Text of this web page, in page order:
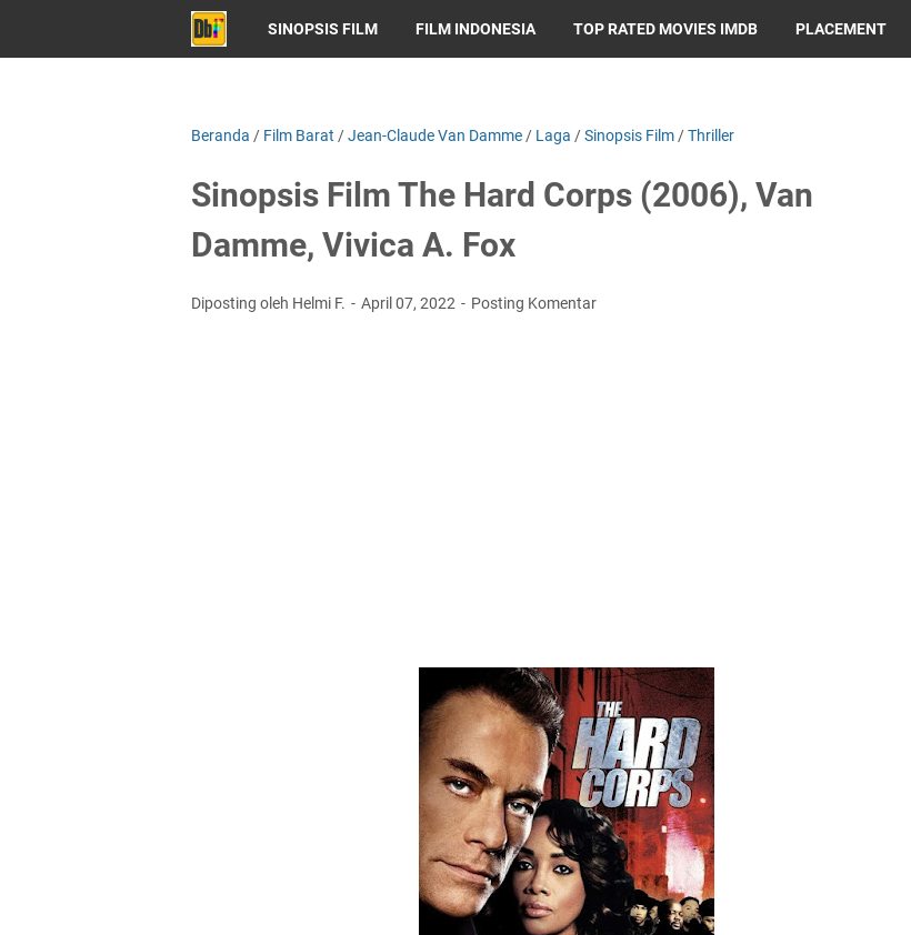
SINOPSIS FILM FILM INDONESIA TOP RATED MOVIES IMDB PLACEMENT
Beranda / Film Barat /Jean-Claude Van Damme / Laga /Sinopsis Film /Thriller
Sinopsis Film The Hard Corps (2006), Van
Damme, Vivica A. Fox
Diposting oleh Helmi F. April 07, 2022 Posting Komentar